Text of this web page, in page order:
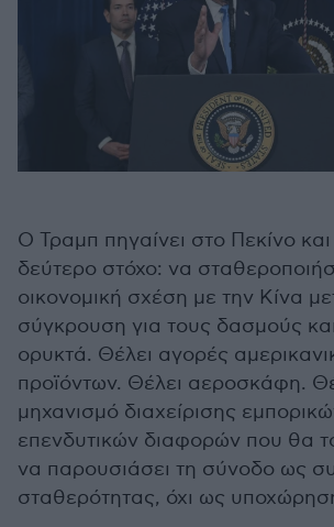
Ο Τραμπ πηγαίνει στο Πεκίνο
δεύτερο στόχο: να
οικονομική σχέση με την Κίνα
σύγκρουση για τους δασμούς
ορυκτά. Θέλει αγορές
προϊόντων. Θέλει αεροσκάφη.
μηχανισμό διαχείρισης
επενδυτικών διαφορών που θα
να παρουσιάσει τη σύνοδο ως
σταθερότητας, όχι ως